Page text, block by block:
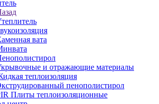
вата
и отражающие материалы
теплоизоляция
пенополистирол
Плиты теплоизоляционные